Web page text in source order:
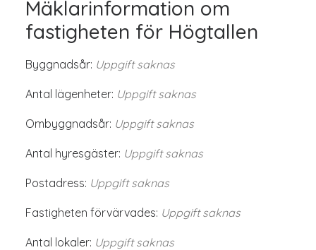
Mäklarinformation om
fastigheten för Högtallen
Byggnadsår: Uppgift saknas
Antal lägenheter: Uppgift saknas
Ombyggnadsår: Uppgift saknas
Antal hyresgäster: Uppgift saknas
Postadress: Uppgift saknas
Fastigheten förvärvades: Uppgift saknas
Antal lokaler: Uppgift saknas